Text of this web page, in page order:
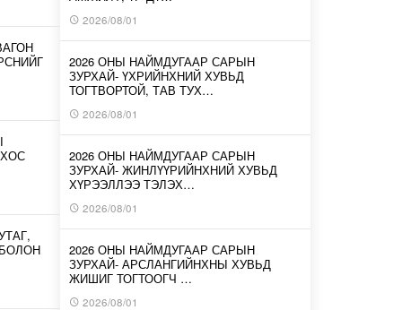
2026/08/01
2026 ОНЫ НАЙМДУГААР САРЫН
ЗУРХАЙ- ҮХРИЙНХНИЙ ХУВЬД
ТОГТВОРТОЙ, ТАВ ТУХ…
2026/08/01
2026 ОНЫ НАЙМДУГААР САРЫН
ЗУРХАЙ- ЖИНЛҮҮРИЙНХНИЙ ХУВЬД
ХҮРЭЭЛЛЭЭ ТЭЛЭХ…
2026/08/01
2026 ОНЫ НАЙМДУГААР САРЫН
ЗУРХАЙ- АРСЛАНГИЙНХНЫ ХУВЬД
ЖИШИГ ТОГТООГЧ …
2026/08/01